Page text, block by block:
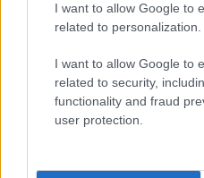
I want to allow Google to
related to personalization.
I want to allow Google to
related to security,
functionality and fraud
user protection.